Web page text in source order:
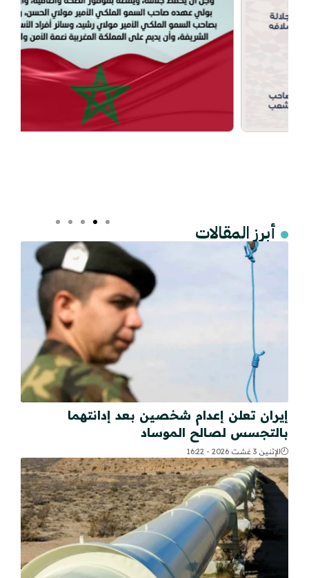
أبرز المقالات
إيران تعلن إعدام شخصين بعد إدانتهما
بالتجسس لصالح الموساد
الإثنين 3 غشت 2026 - 16:22